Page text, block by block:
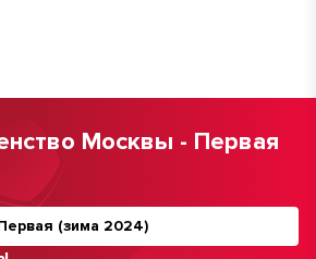
Москвы - Первая
(зима 2024)